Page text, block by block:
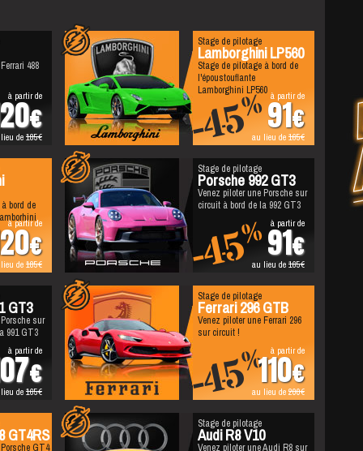
488
à partir de
de185 -45%
Stage de pilotage
Lamborghini LP560
Stage de pilotage à bord de
l'époustouflante
Lamborghini LP560 à partir de
91
au lieu de165
bord de
à partir de
de185 -45%
Stage de pilotage
Porsche 992 GT3
Venez piloter une Porsche sur
circuit à bord de la 992 GT3
à partir de
91
au lieu de165
GT3sur
991 GT3
à partir de
de165 -45%
Stage de pilotage
Ferrari 296 GTB
Venez piloter une Ferrari 296
sur circuit !
à partir de
110
au lieu de200
GT4RS Stage de pilotage
Audi R8 V10